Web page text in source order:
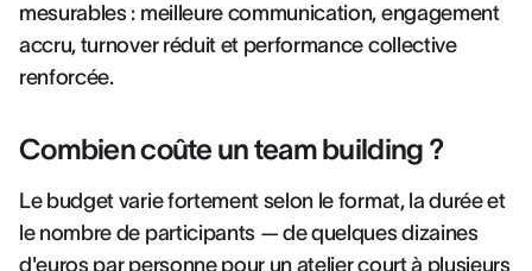
mesurables : meilleure communication, engagement
accru, turnover réduit et performance collective
renforcée.
Combien coûte un team building ?
Le budget varie fortement selon le format, la durée et
le nombre de participants — de quelques dizaines
d'euros par personne pour un atelier court à plusieurs